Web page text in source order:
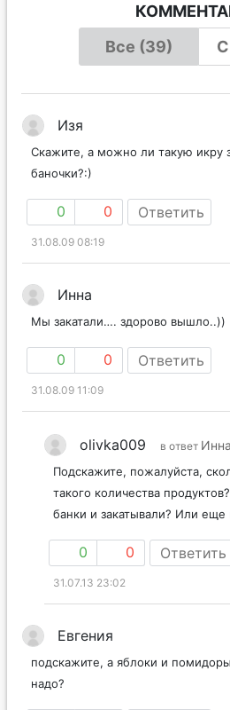
Все (39)
Изя
Скажите, а можно ли такую икру
баночки?:)
0 0 Ответить
31.08.09 08:19
Инна
Мы закатали…. здорово вышло..))
0 0 Ответить
31.08.09 11:09
olivka009 в ответ Инна
Подскажите, пожалуйста,
такого количества
банки и закатывали? Или еще
0 0 Ответить
31.07.13 23:02
Евгения
подскажите, а яблоки и
надо?